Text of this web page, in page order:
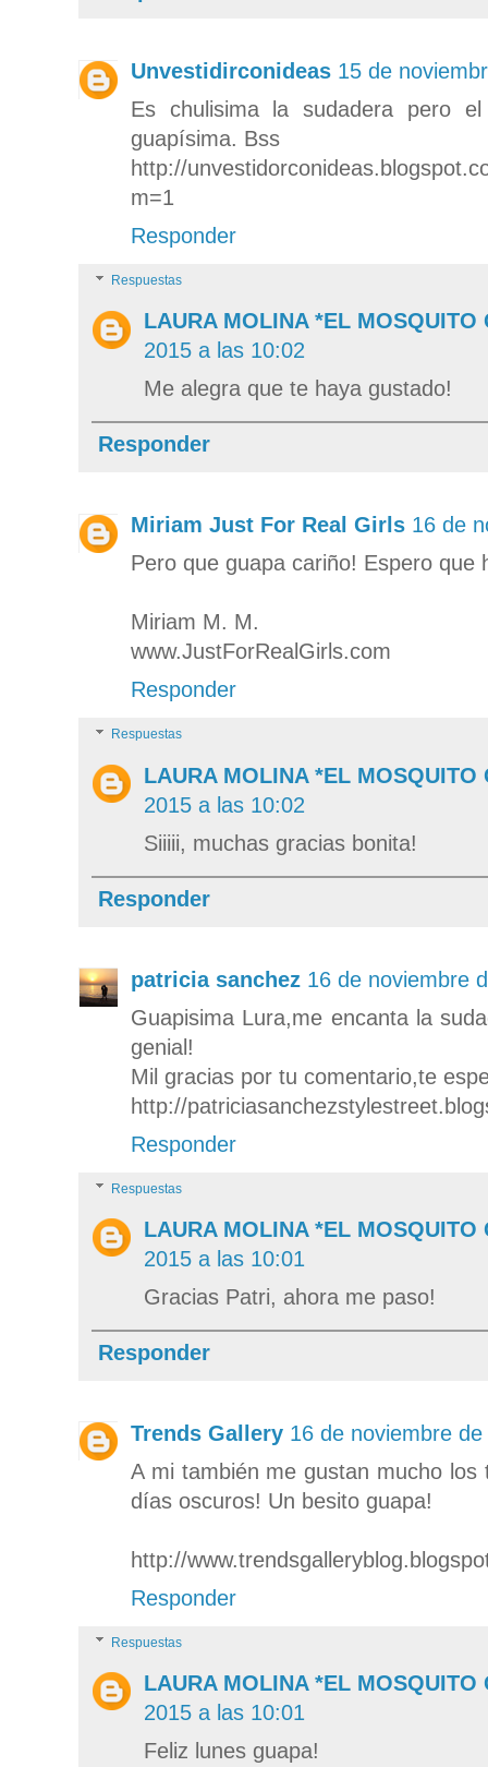
Unvestidirconideas 15 de
Es chulisima la sudadera pero
guapísima. Bss
http://
m=1
Responder
Respuestas
LAURA MOLINA *EL MOSQUITO
2015 a las 10:02
Me alegra que te haya gustado!
Responder
Miriam Just For Real Girls 16 de
Pero que guapa cariño! Espero
Miriam M. M.
www.JustForRealGirls.com
Responder
Respuestas
LAURA MOLINA *EL MOSQUITO
2015 a las 10:02
Siiiii, muchas gracias bonita!
Responder
patricia sanchez 16 de noviembre
Guapisima Lura,me encanta la
genial!
Mil gracias por tu comentario,te
http://
Responder
Respuestas
LAURA MOLINA *EL MOSQUITO
2015 a las 10:01
Gracias Patri, ahora me paso!
Responder
Trends Gallery 16 de noviembre
A mi también me gustan mucho
días oscuros! Un besito guapa!
http://
Responder
Respuestas
LAURA MOLINA *EL MOSQUITO
2015 a las 10:01
Feliz lunes guapa!